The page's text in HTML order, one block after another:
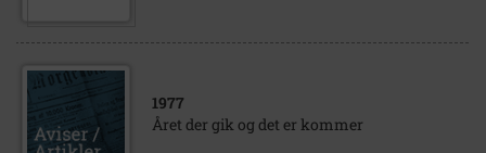
1977
Året der gik og det er kommer